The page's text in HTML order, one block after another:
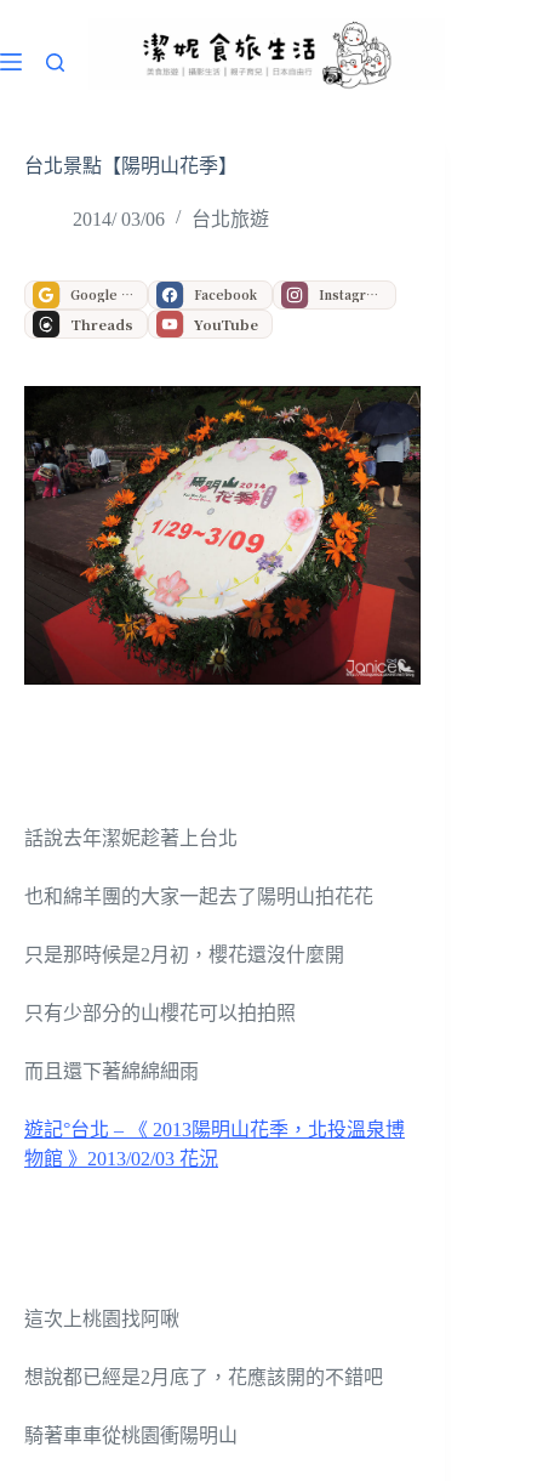
主
台北景點【陽明山花季】
2014/ 03/06 台北旅遊
Google 偏好來源 Facebook Instagram
Threads YouTube
話說去年潔妮趁著上台北
也和綿羊團的大家一起去了陽明山拍花花
只是那時候是2月初，櫻花還沒什麼開
只有少部分的山櫻花可以拍拍照
而且還下著綿綿細雨
遊記°台北 – 《 2013陽明山花季，北投溫泉博
物館 》2013/02/03 花況
這次上桃園找阿啾
想說都已經是2月底了，花應該開的不錯吧
騎著車車從桃園衝陽明山